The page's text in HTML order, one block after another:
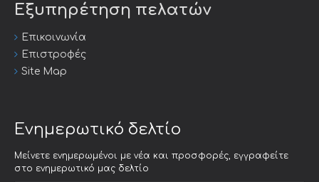
Εξυπηρέτηση πελατών
Επικοινωνία
Επιστροφές
Site Map
Ενημερωτικό δελτίο
Μείνετε ενημερωμένοι με νέα και προσφορές, εγγραφείτε
στο ενημερωτικό μας δελτίο